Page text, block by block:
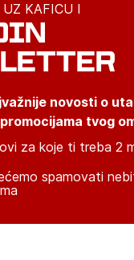
KAFICU I
novosti o
tvog
za koje ti treba 2
spamovati